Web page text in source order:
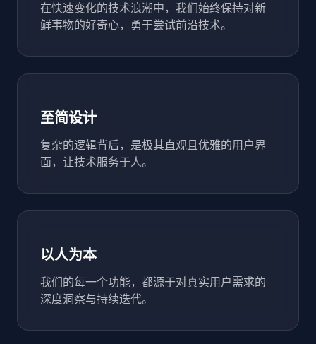
在快速变化的技术浪潮中，我们始终保持对新
鲜事物的好奇心，勇于尝试前沿技术。
至简设计
复杂的逻辑背后，是极其直观且优雅的用户界
面，让技术服务于人。
以人为本
我们的每一个功能，都源于对真实用户需求的
深度洞察与持续迭代。